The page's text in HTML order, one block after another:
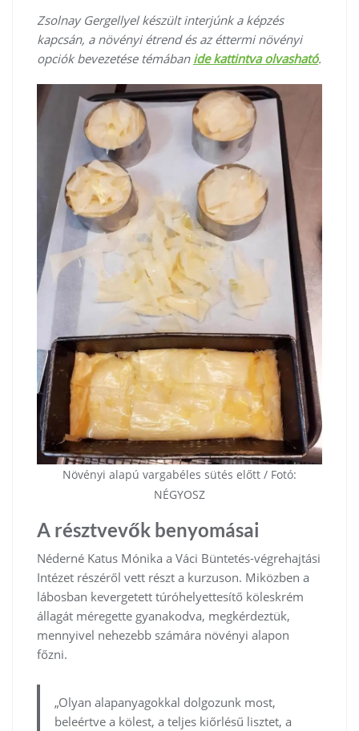
Zsolnay Gergellyel készült interjúnk a képzés
kapcsán, a növényi étrend és az éttermi növényi
opciók bevezetése témában ide kattintva olvasható.
Növényi alapú vargabéles sütés előtt / Fotó:
NÉGYOSZ
A résztvevők benyomásai
Néderné Katus Mónika a Váci Büntetés-végrehajtási
Intézet részéről vett részt a kurzuson. Miközben a
lábosban kevergetett túróhelyettesítő köleskrém
állagát méregette gyanakodva, megkérdeztük,
mennyivel nehezebb számára növényi alapon
főzni.
„Olyan alapanyagokkal dolgozunk most,
beleértve a kölest, a teljes kiőrlésű lisztet, a